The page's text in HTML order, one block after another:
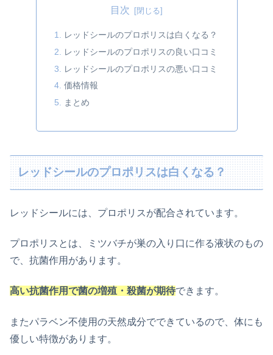
目次
レッドシールのプロポリスは白くなる？
レッドシールのプロポリスの良い口コミ
レッドシールのプロポリスの悪い口コミ
価格情報
まとめ
レッドシールのプロポリスは白くなる？
レッドシールには、プロポリスが配合されています。
プロポリスとは、ミツバチが巣の入り口に作る液状のもの
で、抗菌作用があります。
高い抗菌作用で菌の増殖・殺菌が期待できます。
またパラベン不使用の天然成分でできているので、体にも
優しい特徴があります。